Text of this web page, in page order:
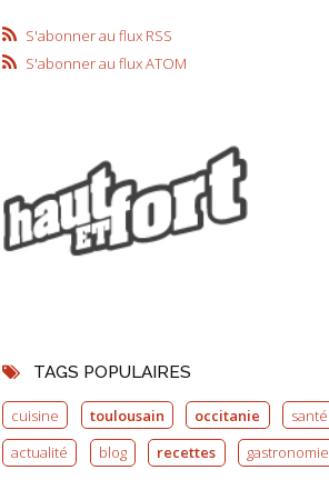
S'abonner au flux RSS
S'abonner au flux ATOM
TAGS POPULAIRES
cuisine toulousain occitanie santé
actualité
blog recettes gastronomie